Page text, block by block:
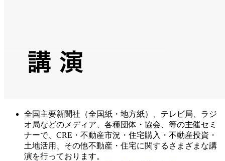
全国主要新聞社（全国紙・地方紙）、テレビ局、ラジ
オ局などのメディア、各種団体・協会、等の主催セミ
ナーで、CRE・不動産市況・住宅購入・不動産投資・
土地活用、その他不動産・住宅に関するさまざまな講
演を行っております。